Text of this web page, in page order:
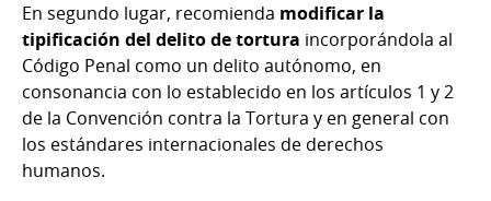
En segundo lugar, recomienda modificar la
tipificación del delito de tortura incorporándola al
Código Penal como un delito autónomo, en
consonancia con lo establecido en los artículos 1 y 2
de la Convención contra la Tortura y en general con
los estándares internacionales de derechos
humanos.